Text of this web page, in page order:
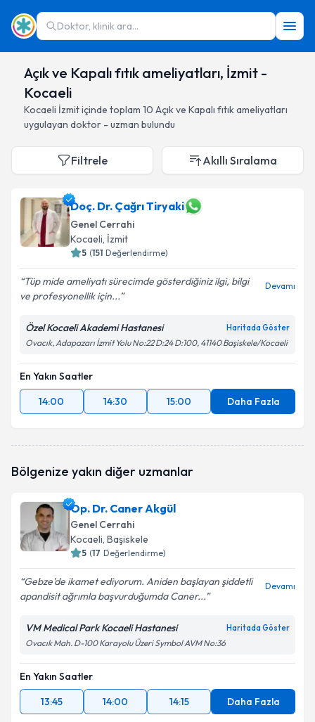
Doktor, klinik ara...
Açık ve Kapalı fıtık ameliyatları, İzmit -
Kocaeli
Kocaeli İzmitiçinde toplam 10 Açık ve Kapalı fıtık ameliyatları
uygulayan doktor - uzman bulundu
Filtrele Akıllı Sıralama
Doç. Dr. Çağrı Tiryaki
Genel Cerrahi
Kocaeli, İzmit
5 (151 Değerlendirme)
Tüp mide ameliyatı sürecimde gösterdiğiniz ilgi, bilgi
ve profesyonellik için...
Devamı
Özel Kocaeli Akademi Hastanesi Haritada Göster
Ovacık, Adapazarı İzmit Yolu No:22 D:24 D:100, 41140 Başiskele/Kocaeli
En Yakın Saatler
14:00
14:30 15:00 Daha Fazla
Bölgenize yakın diğer uzmanlar
Op. Dr. Caner Akgül
Genel Cerrahi
Kocaeli, Başiskele
5 (17 Değerlendirme)
Gebze'de ikamet ediyorum. Aniden başlayan şiddetli
apandisit ağrımla başvurduğumda Caner...
Devamı
VM Medical Park Kocaeli Hastanesi Haritada Göster
Ovacık Mah. D-100 Karayolu Üzeri Symbol AVM No:36
En Yakın Saatler
13:45
14:00 14:15 Daha Fazla